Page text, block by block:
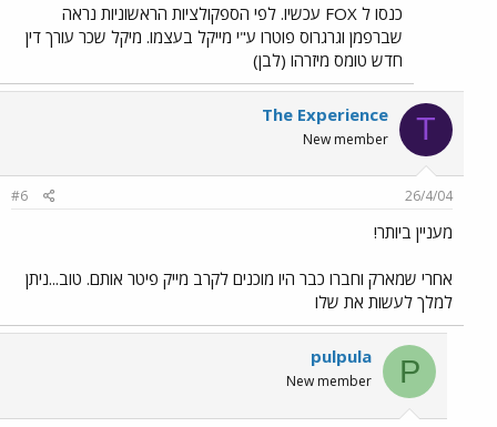
כנסו ל FOX עכשיו. לפי הספקולציות הראשוניות נראה
שברפמן וגרגרוס פוטרו ע"י מייקל בעצמו. מיקל שכר עורך דין
חדש טומס מיזרהו (לבן)
T
The Experience
New member
26/4/04
#6
מעניין ביותר!
אחרי שמארק וחברו כבר היו מוכנים לקרב מייק פיטר אותם. טוב...ניתן
למלך לעשות את שלו
P
pulpula
New member